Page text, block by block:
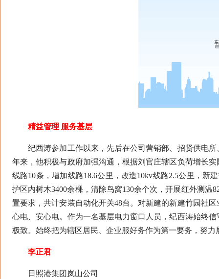
精益管理 服务基层
纪西涛参加工作以来，先后在公司营销部、招贤供电所
年来，他积极与政府加强沟通，根据刘官庄辖区负荷增长
线路10条，增加线路18.6公里，改造10kv线路2.5公里，新
护区内树木3400余棵，清除鸟窝130余个次，开展红外测
置要求，共计安装自动化开关48台。对新建的新建竹园社
心电、安心电。作为一名基层电力窗口人员，纪西涛始终
极致。始终把为辖区居民、企业服好务作为第一要务，努
李正君
日照港集团岚山公司